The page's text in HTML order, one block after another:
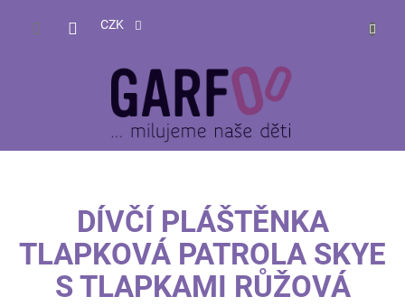
CZK
DÍVČÍ PLÁŠTĚNKA
TLAPKOVÁ PATROLA SKYE
S TLAPKAMI RŮŽOVÁ